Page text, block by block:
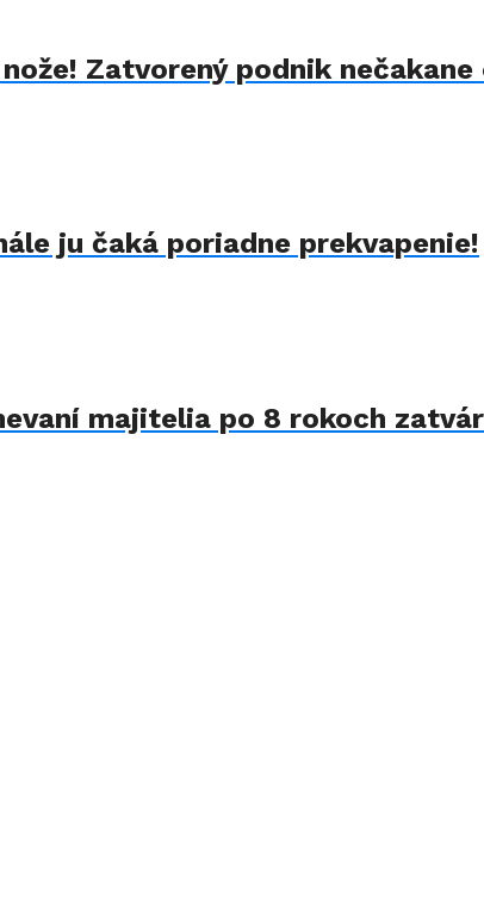
Zatvorený podnik
ju čaká poriadne prekvapenie!
majitelia po 8 rokoch